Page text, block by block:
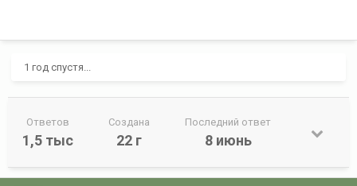
1 год спустя...
Ответов
1,5 тыс
Создана
22 г
Последний ответ
8 июнь